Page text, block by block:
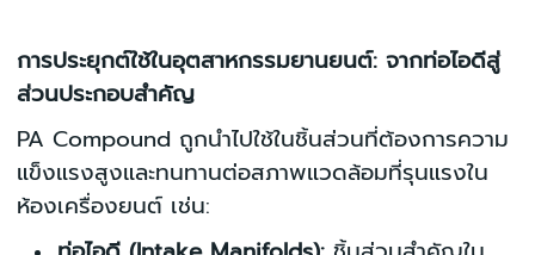
การประยุกต์ใช้ในอุตสาหกรรมยานยนต์: จากท่อไอดีสู่
ส่วนประกอบสำคัญ
PA Compound ถูกนำไปใช้ในชิ้นส่วนที่ต้องการความ
แข็งแรงสูงและทนทานต่อสภาพแวดล้อมที่รุนแรงใน
ห้องเครื่องยนต์ เช่น: